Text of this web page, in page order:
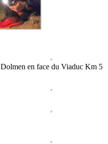
Dolmen en face du Viaduc Km 5